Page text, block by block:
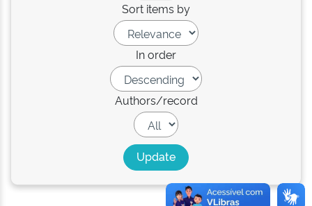
Sort items by
In order
Authors/record